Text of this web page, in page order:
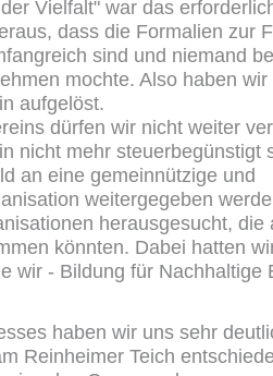
Vielfalt" war das
dass die Formalien zur
sind und niemand
mochte. Also haben
aufgelöst.
dürfen wir nicht weiter
nicht mehr steuerbegünstigt
an eine gemeinnützige und
weitergegeben
herausgesucht, die
könnten. Dabei hatten
wir - Bildung für Nachhaltige
haben wir uns sehr
Reinheimer Teich